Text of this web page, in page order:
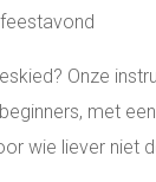
Onze
met
wie liever niet